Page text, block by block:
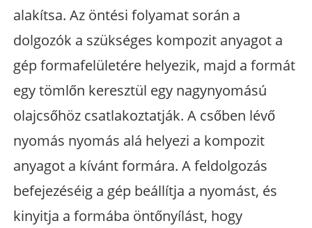
alakítsa. Az öntési folyamat során a
dolgozók a szükséges kompozit anyagot a
gép formafelületére helyezik, majd a formát
egy tömlőn keresztül egy nagynyomású
olajcsőhöz csatlakoztatják. A csőben lévő
nyomás nyomás alá helyezi a kompozit
anyagot a kívánt formára. A feldolgozás
befejezéséig a gép beállítja a nyomást, és
kinyitja a formába öntőnyílást, hogy